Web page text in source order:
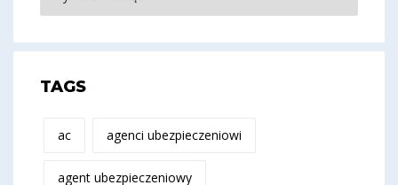
TAGS
ac agenci ubezpieczeniowi
agent ubezpieczeniowy